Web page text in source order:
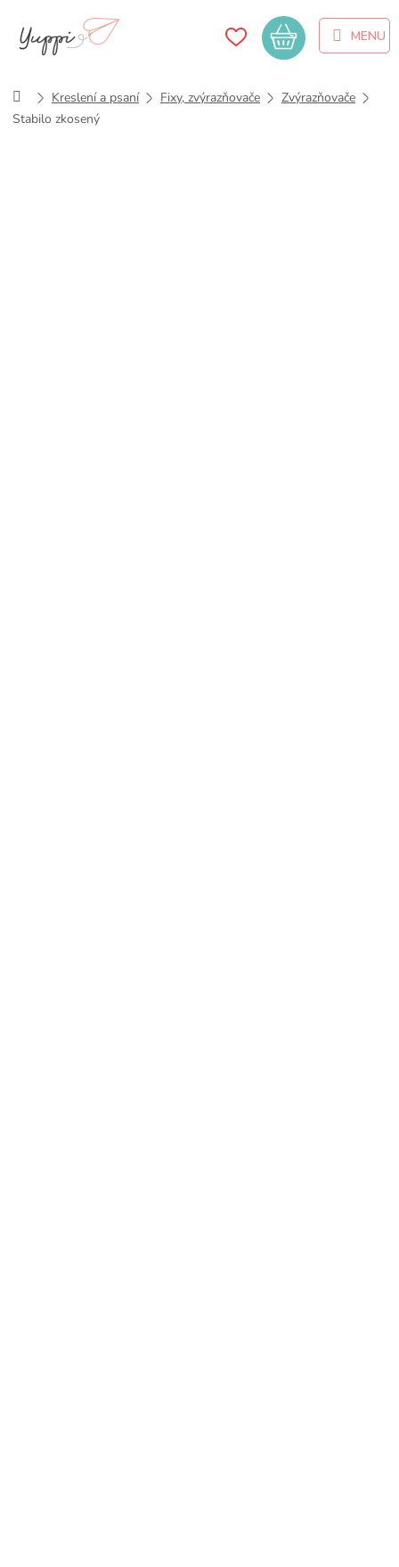
obsah
Nákupní
košík
DomůKreslení a psaní Fixy, zvýrazňovače
Zvýrazňovače
Stabilo zkosený